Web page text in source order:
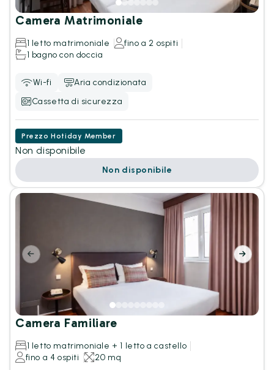
Camera Matrimoniale
1 letto matrimoniale
fino a 2 ospiti
1 bagno con doccia
Wi-fi
Aria condizionata
Cassetta di sicurezza
Prezzo Hotiday Member
Non disponibile
Non disponibile
Camera Familiare
1 letto matrimoniale + 1 letto a castello
fino a 4 ospiti
20 mq